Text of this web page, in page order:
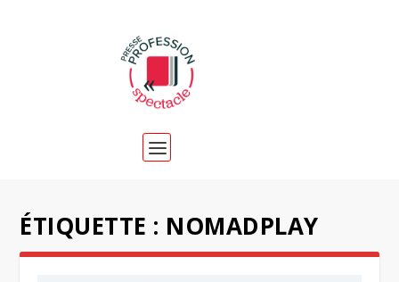
ÉTIQUETTE : NOMADPLAY